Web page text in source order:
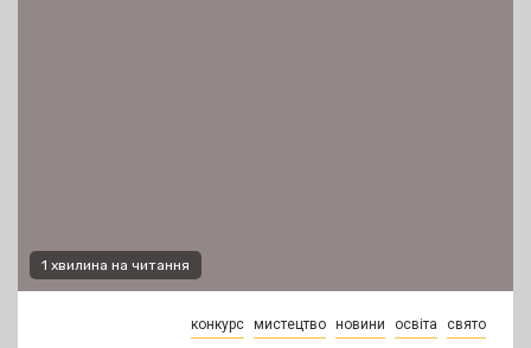
1 хвилина на читання
конкурс мистецтво новини освіта свято